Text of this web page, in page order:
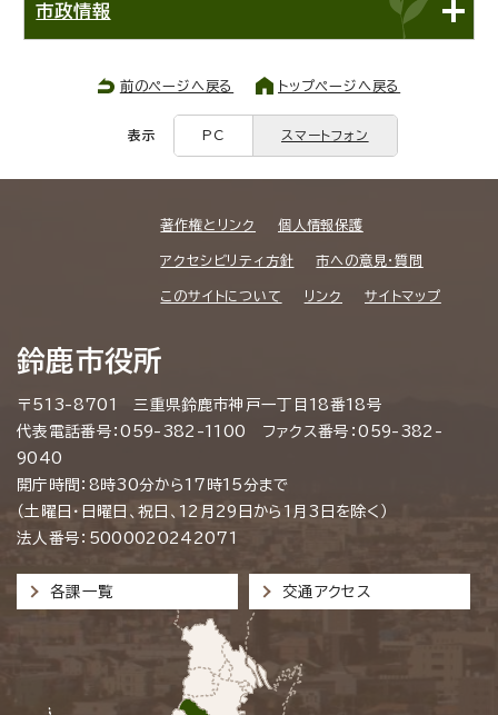
市政情報
前のページへ戻る トップページへ戻る
表示 PC スマートフォン
著作権とリンク 個人情報保護
アクセシビリティ方針 市への意見・質問
このサイトについて リンク サイトマップ
鈴鹿市役所
〒513-8701 三重県鈴鹿市神戸一丁目18番18号
代表電話番号：059-382-1100 ファクス番号：059-382-
9040
開庁時間：8時30分から17時15分まで
（土曜日・日曜日、祝日、12月29日から1月3日を除く）
法人番号：5000020242071
各課一覧 交通アクセス